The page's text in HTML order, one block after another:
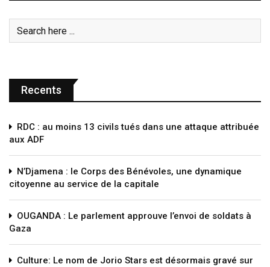
Recents
RDC : au moins 13 civils tués dans une attaque attribuée
aux ADF
N’Djamena : le Corps des Bénévoles, une dynamique
citoyenne au service de la capitale
OUGANDA : Le parlement approuve l’envoi de soldats à
Gaza
Culture: Le nom de Jorio Stars est désormais gravé sur